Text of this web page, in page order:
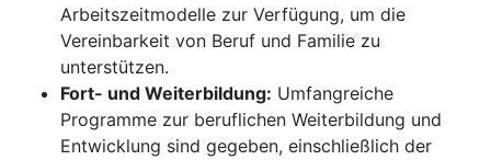
Arbeitszeitmodelle zur Verfügung, um die
Vereinbarkeit von Beruf und Familie zu
unterstützen.
Fort- und Weiterbildung: Umfangreiche
Programme zur beruflichen Weiterbildung und
Entwicklung sind gegeben, einschließlich der